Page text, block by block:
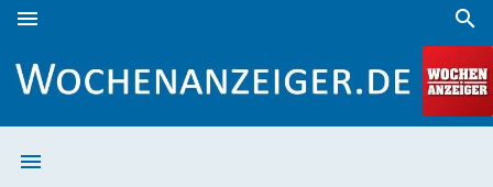
menu search
menu